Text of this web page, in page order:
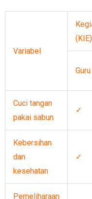
Variabel
(KIE)
Guru
Cuci tangan
pakai sabun
✓
Kebersihan
dan
kesehatan
✓
Pemeliharaan